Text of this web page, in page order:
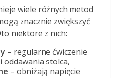
wiele różnych metod
znacznie zwiększyć
niektóre z nich:
– regularne ćwiczenie
oddawania stolca,
– obniżają napięcie